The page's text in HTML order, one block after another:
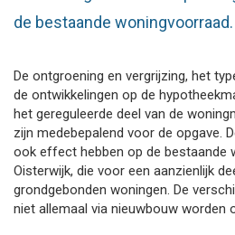
de bestaande woningvoorraad.
De ontgroening en vergrijzing, het
de ontwikkelingen op de
het gereguleerde deel van de
zijn medebepalend voor de opgave.
ook effect hebben op de bestaande
Oisterwijk, die voor een aanzienlijk
grondgebonden woningen. De
niet allemaal via nieuwbouw worden